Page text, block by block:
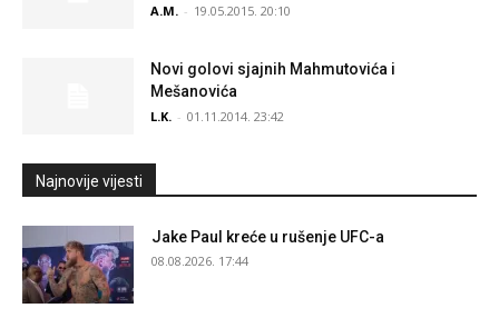
A.M. - 19.05.2015. 20:10
Novi golovi sjajnih Mahmutovića i
Mešanovića
L.K. - 01.11.2014. 23:42
Najnovije vijesti
Jake Paul kreće u rušenje UFC-a
08.08.2026. 17:44